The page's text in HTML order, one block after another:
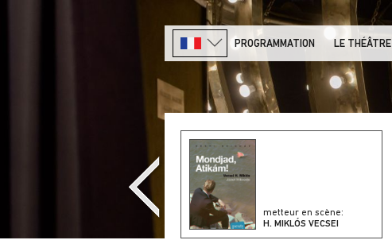
PROGRAMMATION LE THÉÂTRE
metteur en scène:
H. MIKLÓS VECSEI